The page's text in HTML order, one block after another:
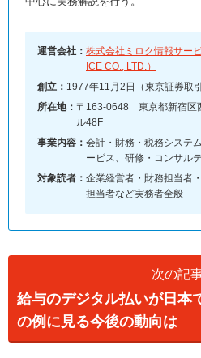
運営会社： 株式会社ミロク情報サー
ICE CO., LTD.）
創立： 1977年11月2日（東京証券取
所在地： 〒163-0648 東京都新宿区
ル48F
事業内容： 会計・財務・税務システ
ービス、研修・コンサル
対象読者： 企業経営者・財務担当者
担当者など実務者全般
次の記
給与のデジタル払いが日本
の例に見る今後の動向は